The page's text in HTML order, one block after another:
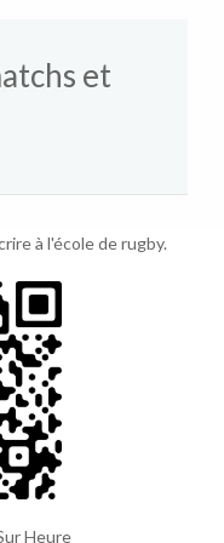
et
à l'école de rugby.
Heure